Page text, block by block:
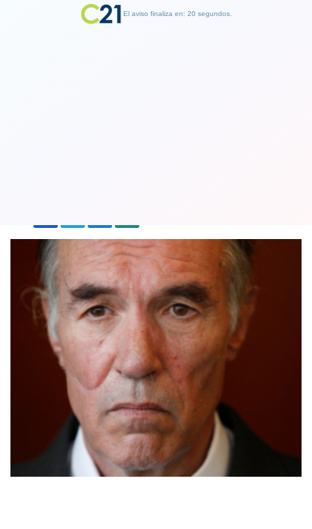
El aviso finaliza en: 19 segundos.